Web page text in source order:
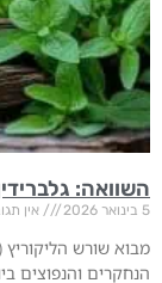
השוואה:
5 בינואר 2026 אין
הנחקרים והנפוצים